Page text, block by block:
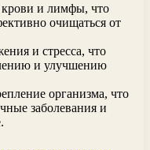
и лимфы, что
очищаться от
и стресса, что
и улучшению
организма, что
заболевания и